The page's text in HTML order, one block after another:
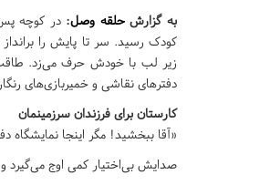
به گزارشحلقه وصل: در کوچه
کودک رسید. سر تا پایش را
زیر لب با خودش حرف می‌زد. طاقت
دفترهای نقاشی و خمیربازی‌های
کارستان برای فرزندان سرزمینمان
«آقا ببخشید! مگر اینجا
صدایش بی‌اختیار کمی اوج